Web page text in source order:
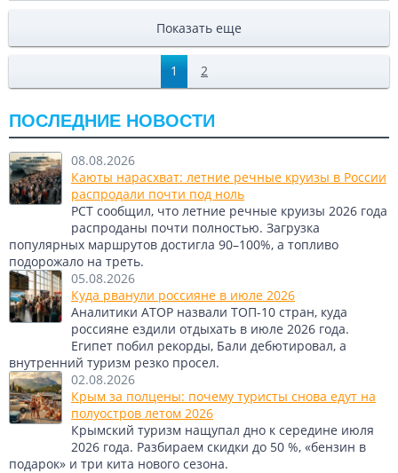
Показать еще
1 2
ПОСЛЕДНИЕ НОВОСТИ
08.08.2026
Каюты нарасхват: летние речные круизы в России
распродали почти под ноль
РСТ сообщил, что летние речные круизы 2026 года
распроданы почти полностью. Загрузка
популярных маршрутов достигла 90–100%, а топливо
подорожало на треть.
05.08.2026
Куда рванули россияне в июле 2026
Аналитики АТОР назвали ТОП-10 стран, куда
россияне ездили отдыхать в июле 2026 года.
Египет побил рекорды, Бали дебютировал, а
внутренний туризм резко просел.
02.08.2026
Крым за полцены: почему туристы снова едут на
полуостров летом 2026
Крымский туризм нащупал дно к середине июля
2026 года. Разбираем скидки до 50 %, «бензин в
подарок» и три кита нового сезона.